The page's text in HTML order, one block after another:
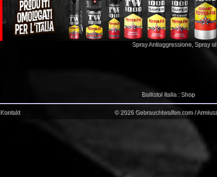
Spray Antiaggressione, Spray
Ballistol Italia : Shop
Kontakt © 2026 Gebrauchtwaffen.com /